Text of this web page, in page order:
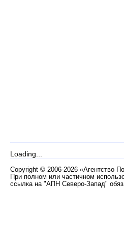
Loading...
Copyright © 2006-2026 «Агентство
При полном или частичном
ссылка на "АПН Северо-Запад"